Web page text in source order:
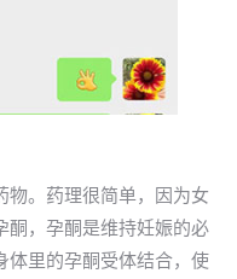
物。药理很简单，因为女
酮，孕酮是维持妊娠的必
体里的孕酮受体结合，使